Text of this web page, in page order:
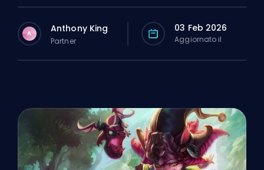
A Anthony King
Partner
03 Feb 2026
Aggiornato il